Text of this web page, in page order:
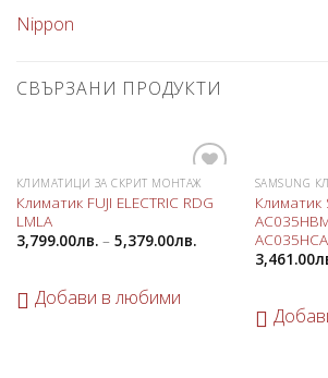
Nippon
СВЪРЗАНИ ПРОДУКТИ
Добави
в
КЛИМАТИЦИ ЗА СКРИТ МОНТАЖ
Климатик FUJI ELECTRIC RDG
LMLA
3,799.00лв.– 5,379.00лв.
Добави в любими
SAMSUNG
Климатик
3,461.00